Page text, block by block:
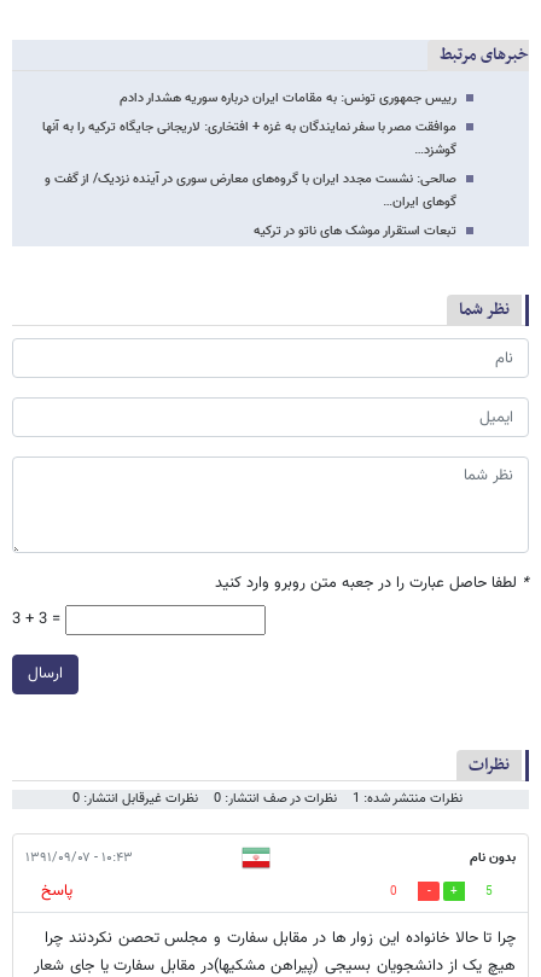
خبرهای مرتبط
رییس جمهوری تونس: به مقامات ایران درباره سوریه هشدار دادم
موافقت مصر با سفر نمایندگان به غزه + افتخاری: لاریجانی جایگاه ترکیه را به آنها
گوشزد…
صالحی: نشست مجدد ایران با گروه‌های معارض سوری در آینده نزدیک/ از گفت و
گوهای ایران…
تبعات استقرار موشک های ناتو در ترکیه
نظر شما
* لطفا حاصل عبارت را در جعبه متن روبرو وارد کنید
3 + 3 =
ارسال
نظرات
نظرات منتشر شده: 1 نظرات در صف انتشار: 0 نظرات غیرقابل انتشار: 0
بدون نام ۱۰:۴۳ - ۱۳۹۱/۰۹/۰۷
5
0
پاسخ
چرا تا حالا خانواده این زوار ها در مقابل سفارت و مجلس تحصن نکردنند چرا
هیچ یک از دانشجویان بسیجی (پیراهن مشکیها)در مقابل سفارت یا جای شعار